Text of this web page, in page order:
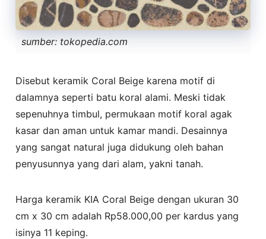
sumber: tokopedia.com
Disebut keramik Coral Beige karena motif di
dalamnya seperti batu koral alami. Meski tidak
sepenuhnya timbul, permukaan motif koral agak
kasar dan aman untuk kamar mandi. Desainnya
yang sangat natural juga didukung oleh bahan
penyusunnya yang dari alam, yakni tanah.
Harga keramik KIA Coral Beige dengan ukuran 30
cm x 30 cm adalah Rp58.000,00 per kardus yang
isinya 11 keping.